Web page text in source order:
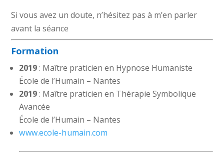
Si vous avez un doute, n’hésitez pas à m’en parler
avant la séance
Formation
2019: Maître praticien en Hypnose Humaniste
École de l’Humain – Nantes
2019: Maître praticien en Thérapie Symbolique
Avancée
École de l’Humain – Nantes
www.ecole-humain.com